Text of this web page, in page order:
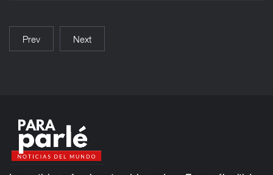
Prev Next